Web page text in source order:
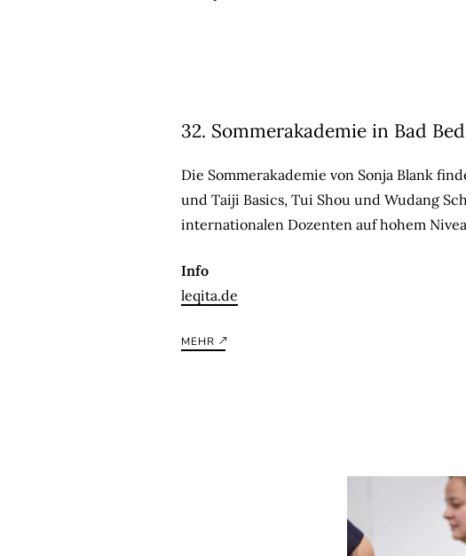
32. Sommerakademie in Bad
Die Sommerakademie von Sonja Blank
und Taiji Basics, Tui Shou und Wudang
internationalen Dozenten auf hohem
Info
leqita.de
MEHR